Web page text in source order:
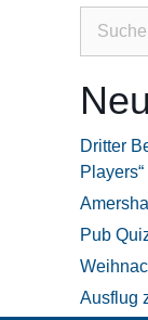
Dritter
Pub
Ausflug